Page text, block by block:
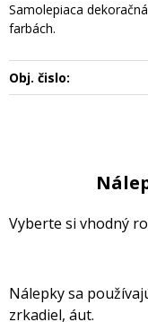
Samolepiaca
farbách.
Obj. čislo:
Vyberte si vhodný
Nálepky sa
zrkadiel, áut.